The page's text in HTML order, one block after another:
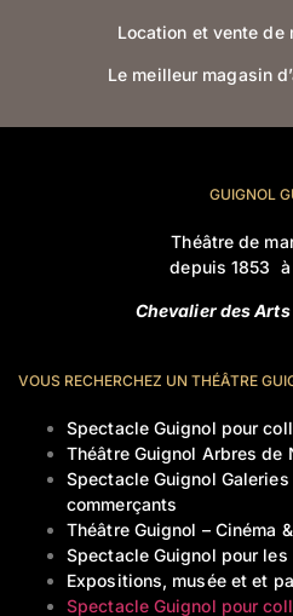
Location et vente de
Le meilleur magasin
GUIGNOL
Théâtre de
depuis 1853 à
Chevalier des
VOUS RECHERCHEZ UN THÉÂTRE
Spectacle Guignol pour
Théâtre Guignol Arbres de
Spectacle Guignol
commerçants
Théâtre Guignol – Cinéma
Spectacle Guignol pour
Expositions, musée et et
Spectacle Guignol pour